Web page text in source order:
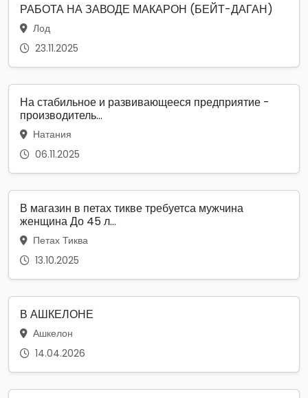
РАБОТА НА ЗАВОДЕ МАКАРОН (БЕЙТ-ДАГАН)
Лод
23.11.2025
На стабильное и развивающееся предприятие -
производитель...
Натания
06.11.2025
В магазин в петах тикве требуетса мужчина
женщина До 45 л...
Петах Тиква
13.10.2025
В АШКЕЛОНЕ
Ашкелон
14.04.2026